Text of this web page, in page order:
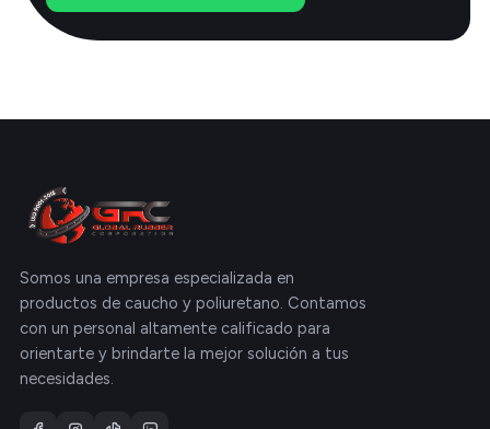
Somos una empresa especializada en
productos de caucho y poliuretano. Contamos
con un personal altamente calificado para
orientarte y brindarte la mejor solución a tus
necesidades.